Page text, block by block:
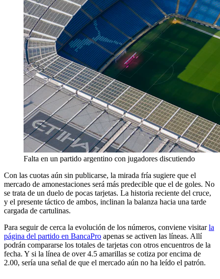
Falta en un partido argentino con jugadores discutiendo
Con las cuotas aún sin publicarse, la mirada fría sugiere que el
mercado de amonestaciones será más predecible que el de goles. No
se trata de un duelo de pocas tarjetas. La historia reciente del cruce,
y el presente táctico de ambos, inclinan la balanza hacia una tarde
cargada de cartulinas.
Para seguir de cerca la evolución de los números, conviene visitarla
página del partido en BancaPro apenas se activen las líneas. Allí
podrán compararse los totales de tarjetas con otros encuentros de la
fecha. Y si la línea de over 4.5 amarillas se cotiza por encima de
2.00, sería una señal de que el mercado aún no ha leído el patrón.